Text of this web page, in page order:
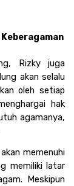
Rizky juga
akan selalu
oleh setiap
hak
agamanya,
memenuhi
memiliki latar
Meskipun